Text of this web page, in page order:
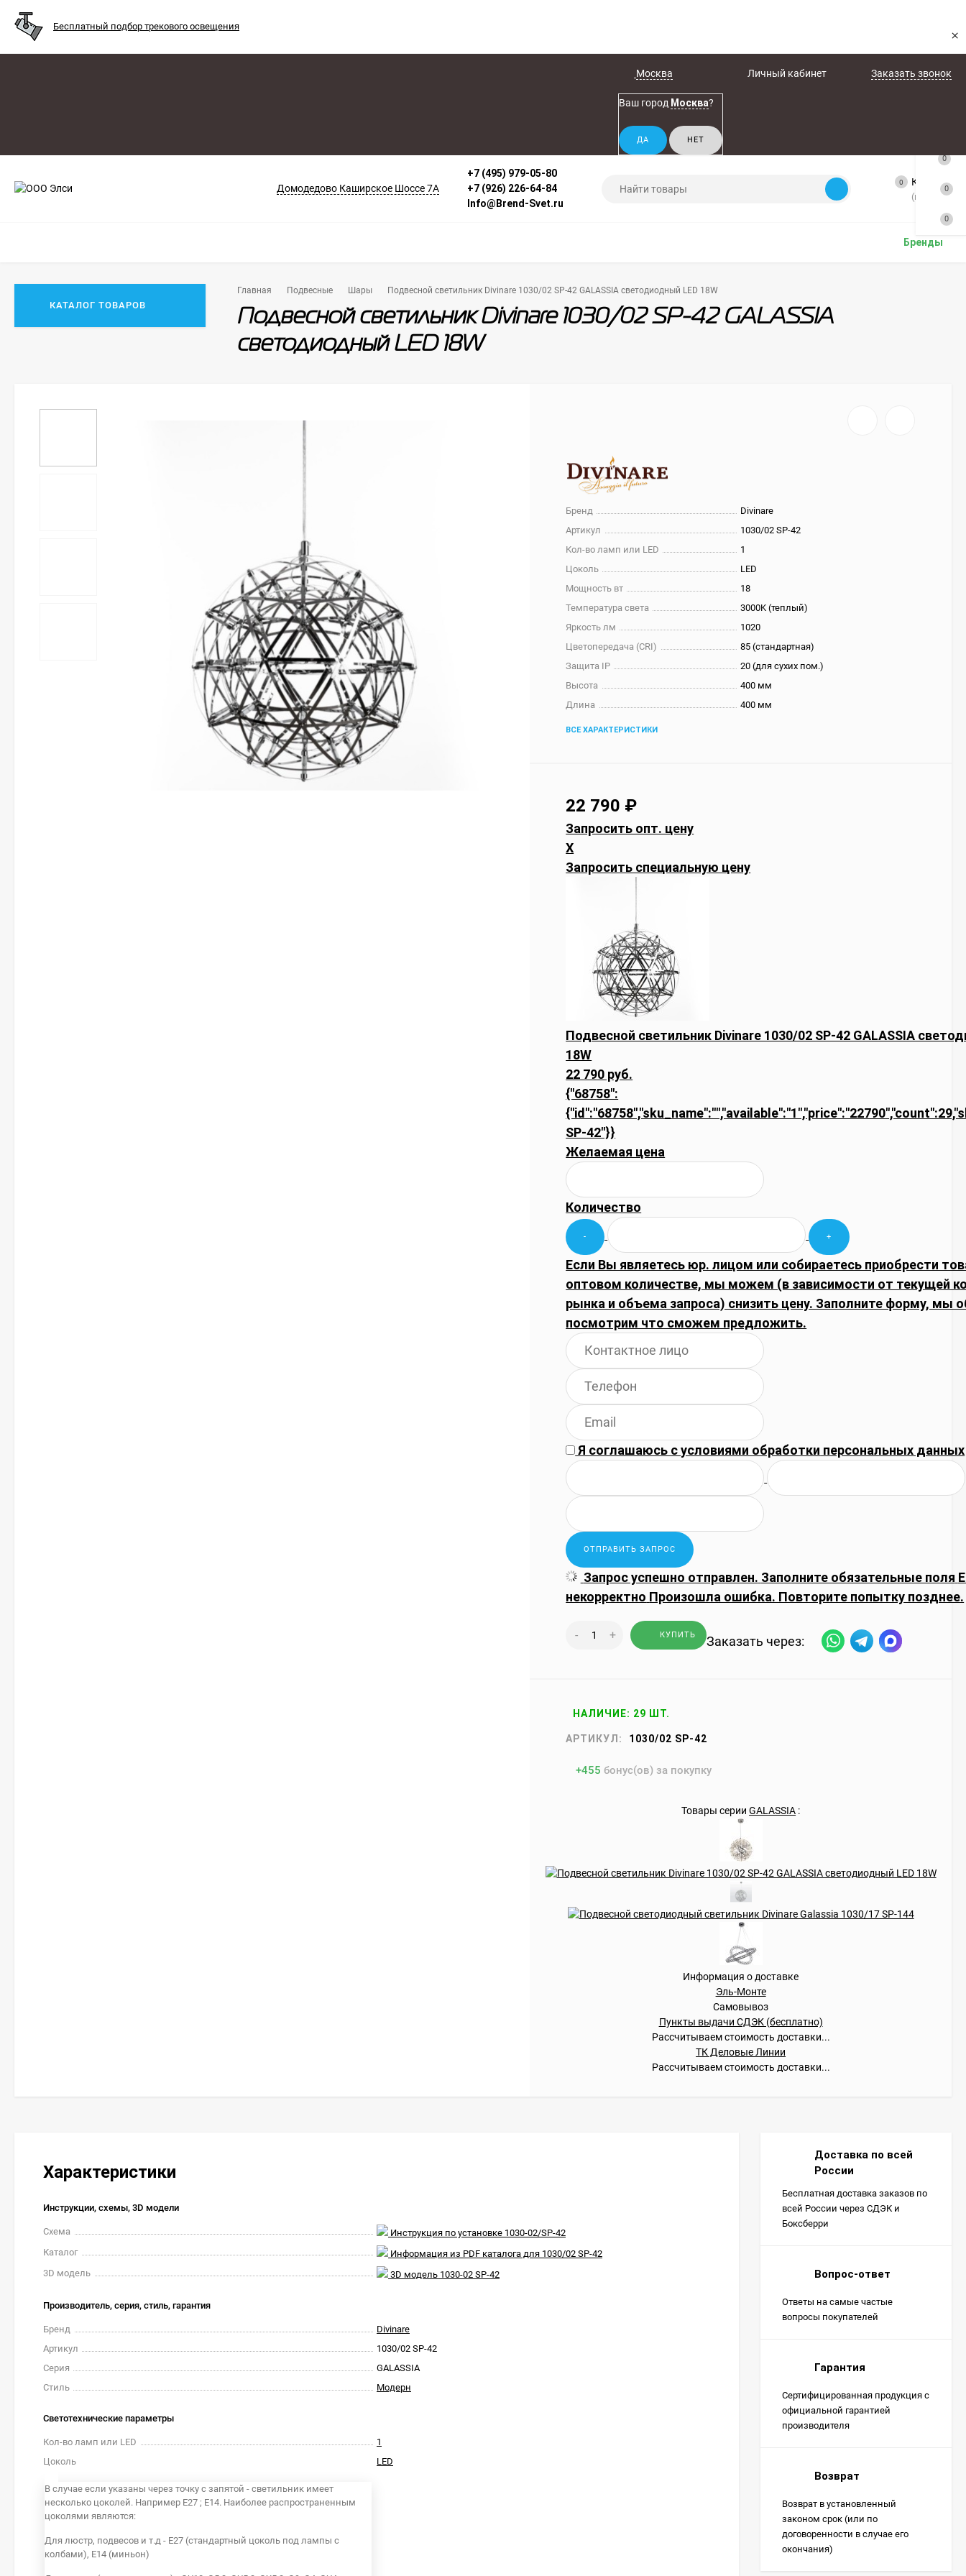
Бесплатный подбор трекового освещения
×
Москва
Ваш город Москва?
Личный кабинет Заказать звонок
Домодедово Каширское Шоссе 7А
+7 (495) 979-05-80
+7 (926) 226-64-84
Info@Brend-Svet.ru
0 Корзина
(пусто)
Бренды
КАТАЛОГ ТОВАРОВ
Главная Подвесные Шары Подвесной светильник Divinare 1030/02 SP-42 GALASSIA светодиодный LED 18W
Подвесной светильник Divinare 1030/02 SP-42 GALASSIA
светодиодный LED 18W
Бренд
Divinare
Артикул
1030/02 SP-42
Кол-во ламп или LED
1
Цоколь
LED
Мощность вт
18
Температура света
3000K (теплый)
Яркость лм
1020
Цветопередача (CRI)
85 (стандартная)
Защита IP
20 (для сухих пом.)
Высота
400 мм
Длина
400 мм
ВСЕ ХАРАКТЕРИСТИКИ
22 790 ₽
Запросить опт. цену
X
Запросить специальную цену
Подвесной светильник Divinare 1030/02 SP-42 GALASSIA
18W
22 790 руб.
{"68758":
SP-42"}}
Желаемая цена
Количество
Если Вы являетесь юр. лицом или собираетесь приобрести
оптовом количестве, мы можем (в зависимости от текущей
рынка и объема запроса) снизить цену. Заполните форму, мы
посмотрим что сможем предложить.
Я соглашаюсь сусловиями обработки персональных данных
Запрос успешно отправлен. Заполните обязательные поля
некорректно Произошла ошибка. Повторите попытку позднее.
- + КУПИТЬ Заказать через:
НАЛИЧИЕ: 29 ШТ.
АРТИКУЛ: 1030/02 SP-42
+455 бонус(ов) за покупку
Товары серииGALASSIA :
Информация о доставке
Эль-Монте
Самовывоз
Пункты выдачи СДЭК (бесплатно)
Рассчитываем стоимость доставки...
ТК Деловые Линии
Рассчитываем стоимость доставки...
Характеристики
Инструкции, схемы, 3D модели
Схема
Инструкция по установке 1030-02/SP-42
Каталог
Информация из PDF каталога для 1030/02 SP-42
3D модель
3D модель 1030-02 SP-42
Производитель, серия, стиль, гарантия
Бренд
Divinare
Артикул
1030/02 SP-42
Серия
GALASSIA
Стиль
Модерн
Светотехнические параметры
Кол-во ламп или LED
1
Цоколь
В случае если указаны через точку с запятой - светильник имеет
несколько цоколей. Например E27 ; E14. Наиболее распространенным
цоколями являются:
Для люстр, подвесов и т.д - E27 (стандартный цоколь под лампы с
колбами), E14 (миньон)
LED
Доставка по всей
России
Бесплатная доставка заказов по
всей России через СДЭК и
Боксберри
Вопрос-ответ
Ответы на самые частые
вопросы покупателей
Гарантия
Сертифицированная продукция с
официальной гарантией
производителя
Возврат
Возврат в установленный
законом срок (или по
договоренности в случае его
окончания)
0
0
0